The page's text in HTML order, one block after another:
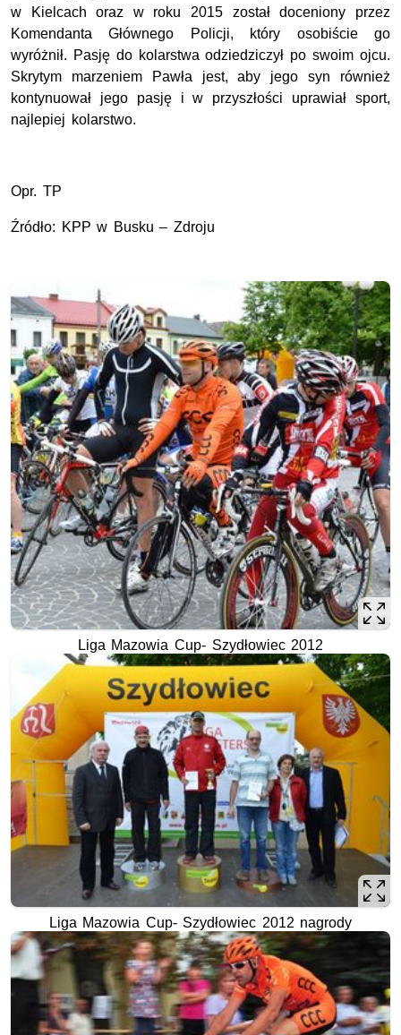
w Kielcach oraz w roku 2015 został doceniony przez
Komendanta Głównego Policji, który osobiście go
wyróżnił. Pasję do kolarstwa odziedziczył po swoim ojcu.
Skrytym marzeniem Pawła jest, aby jego syn również
kontynuował jego pasję i w przyszłości uprawiał sport,
najlepiej kolarstwo.
Opr. TP
Źródło: KPP w Busku – Zdroju
Liga Mazowia Cup- Szydłowiec 2012
Liga Mazowia Cup- Szydłowiec 2012 nagrody